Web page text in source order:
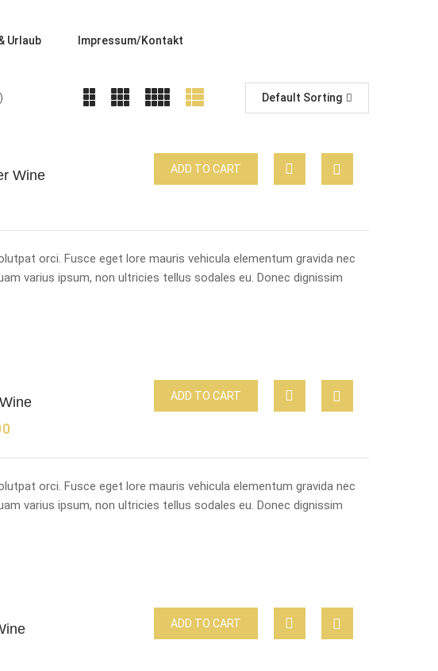
Urlaub Impressum/Kontakt
Default Sorting
Wine ADD TO CART
orci. Fusce eget lore mauris vehicula elementum gravida nec
varius ipsum, non ultricies tellus sodales eu. Donec dignissim
ADD TO CART
orci. Fusce eget lore mauris vehicula elementum gravida nec
varius ipsum, non ultricies tellus sodales eu. Donec dignissim
ADD TO CART